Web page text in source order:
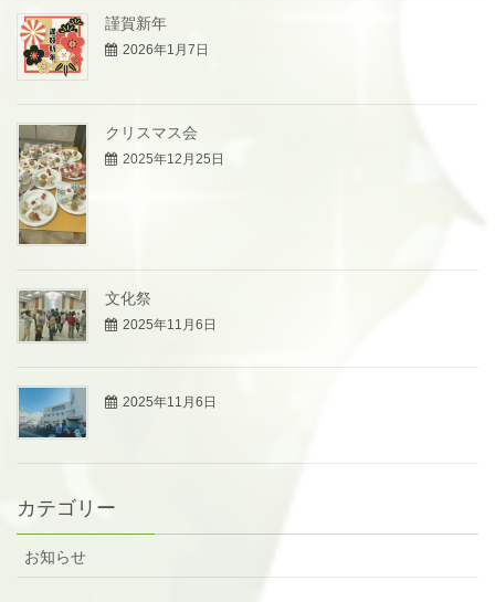
謹賀新年
2026年1月7日
クリスマス会
2025年12月25日
文化祭
2025年11月6日
2025年11月6日
カテゴリー
お知らせ